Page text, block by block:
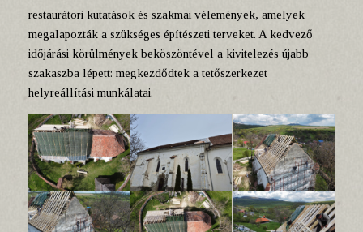
restaurátori kutatások és szakmai vélemények, amelyek
megalapozták a szükséges építészeti terveket. A kedvező
időjárási körülmények beköszöntével a kivitelezés újabb
szakaszba lépett: megkezdődtek a tetőszerkezet
helyreállítási munkálatai.